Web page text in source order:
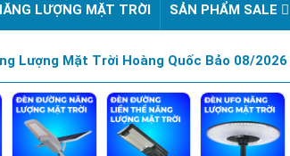
LƯỢNG MẶT TRỜI SẢN PHẨM SALE
Lượng Mặt Trời Hoàng Quốc Bảo 08/2026